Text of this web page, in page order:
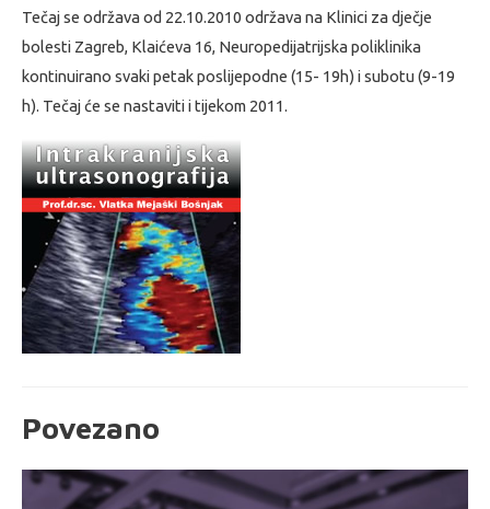
Tečaj se održava od 22.10.2010 održava na Klinici za dječje
bolesti Zagreb, Klaićeva 16, Neuropedijatrijska poliklinika
kontinuirano svaki petak poslijepodne (15- 19h) i subotu (9-19
h). Tečaj će se nastaviti i tijekom 2011.
Povezano